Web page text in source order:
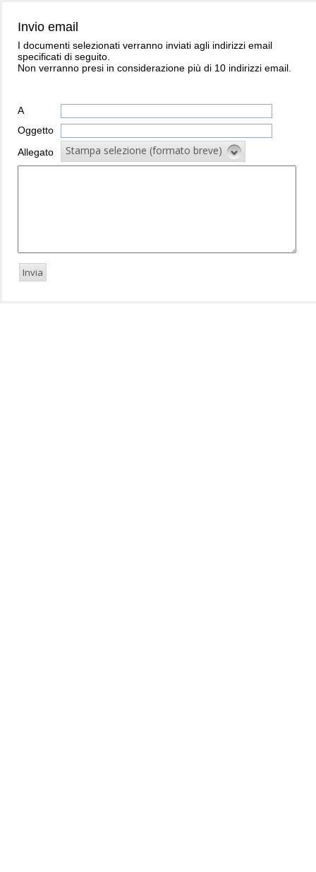
Invio email
I documenti selezionati verranno inviati agli indirizzi email
specificati di seguito.
Non verranno presi in considerazione più di 10 indirizzi email.
A
Oggetto
Allegato
Stampa selezione (formato breve)